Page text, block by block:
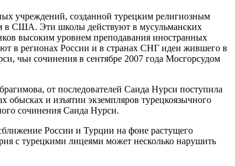
учреждений, созданной турецким религиозным
США. Эти школы действуют в мусульманских
высоким уровнем преподавания иностранных
в регионах России и в странах СНГ идеи жившего в
чьи сочинения в сентябре 2007 года Мосгорсудом
от последователей Саида Нурси поступила
и изъятии экземпляров турецкоязычного
сочинения Саида Нурси.
России и Турции на фоне растущего
с турецкими лицеями может несколько нарушить